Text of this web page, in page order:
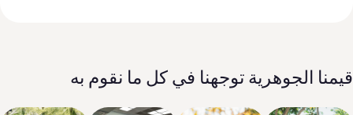
الجوهرية توجهنا في كل ما نقوم به